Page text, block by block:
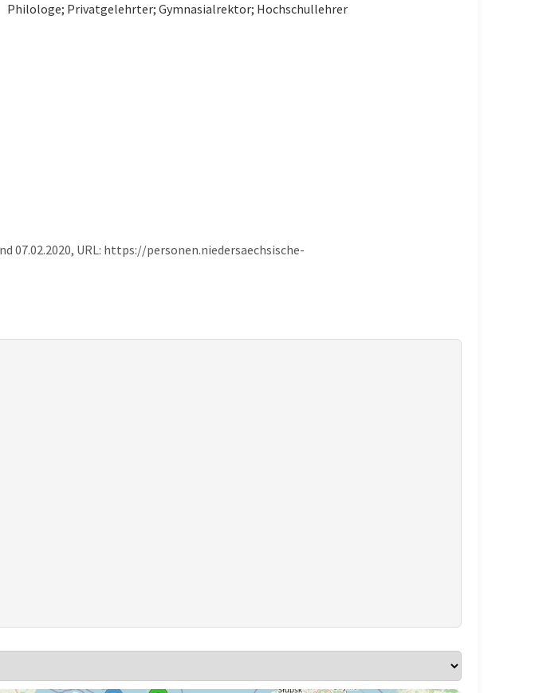
Philologe; Privatgelehrter; Gymnasialrektor; Hochschullehrer
07.02.2020, URL: https://personen.niedersaechsische-